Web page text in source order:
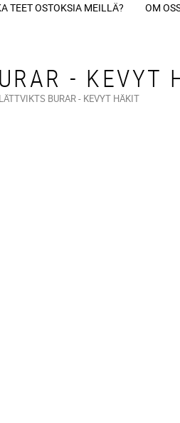
TEET OSTOKSIA MEILLÄ? OM
- KEVYT
LÄTTVIKTS BURAR - KEVYT HÄKIT